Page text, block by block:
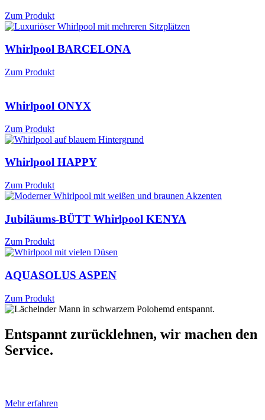
Zum Produkt
Whirlpool BARCELONA
Zum Produkt
Whirlpool ONYX
Zum Produkt
Whirlpool HAPPY
Zum Produkt
Jubiläums-BÜTT Whirlpool KENYA
Zum Produkt
AQUASOLUS ASPEN
Zum Produkt
Entspannt zurücklehnen, wir machen den
Service.
Mehr erfahren